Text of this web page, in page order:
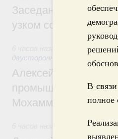
В
полное
Заседание
узком составе
двусторонней основе
Алексей Оверчук
промышленности,
Мохаммадом
Внутренний и